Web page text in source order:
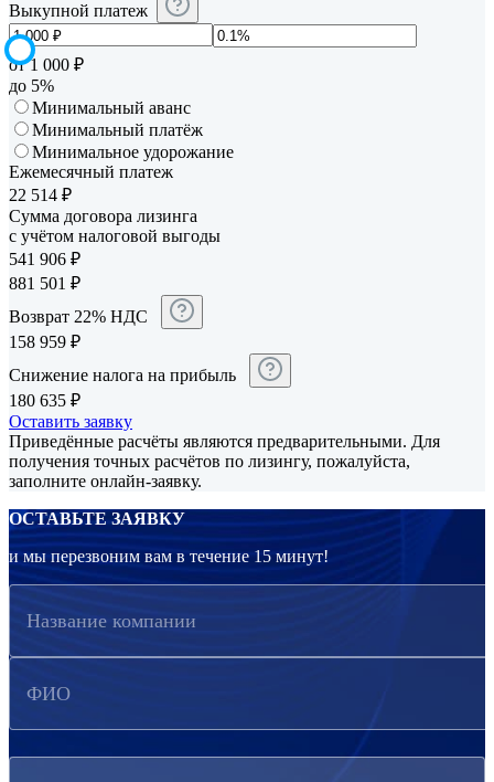
Выкупной платеж
от 1 000 ₽
до 5%
Минимальный аванс
Минимальный платёж
Минимальное удорожание
Ежемесячный платеж
22 514 ₽
Сумма договора лизинга
с учётом налоговой выгоды
541 906 ₽
881 501 ₽
Возврат 22% НДС
158 959 ₽
Снижение налога на прибыль
180 635 ₽
Оставить заявку
Приведённые расчёты являются предварительными. Для
получения точных расчётов по лизингу, пожалуйста,
заполните онлайн-заявку.
ОСТАВЬТЕ ЗАЯВКУ
и мы перезвоним вам в течение 15 минут!
Название компании
ФИО